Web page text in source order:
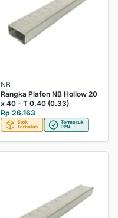
NB
Rangka Plafon NB Hollow 20
x 40 - T 0.40 (0.33)
Rp 26.163